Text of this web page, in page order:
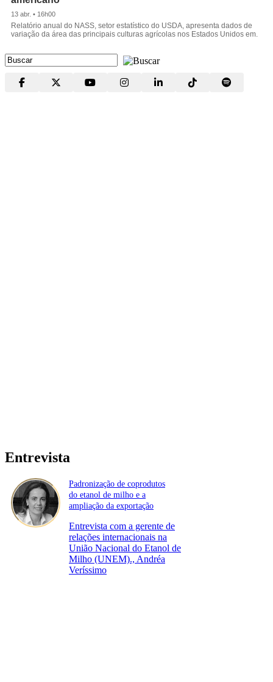
13 abr. • 16h00
Relatório anual do NASS, setor estatístico do USDA, apresenta dados de
variação da área das principais culturas agrícolas nos Estados Unidos em.
Entrevista
Padronização de coprodutos
do etanol de milho e a
ampliação da exportação
Entrevista com a gerente de
relações internacionais na
União Nacional do Etanol de
Milho (UNEM)., Andréa
Veríssimo